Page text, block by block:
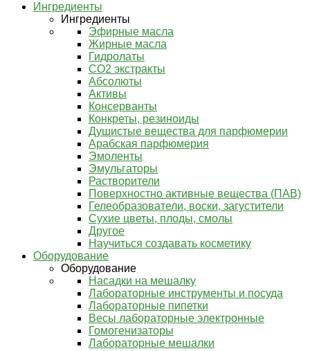
Ингредиенты
Ингредиенты
Эфирные масла
Жирные масла
Гидролаты
СО2 экстракты
Абсолюты
Активы
Консерванты
Конкреты, резиноиды
Душистые вещества для парфюмерии
Арабская парфюмерия
Эмоленты
Эмульгаторы
Растворители
Поверхностно активные вещества (ПАВ)
Гелеобразователи, воски, загустители
Сухие цветы, плоды, смолы
Другое
Научиться создавать косметику
Оборудование
Оборудование
Насадки на мешалку
Лабораторные инструменты и посуда
Лабораторные пипетки
Весы лабораторные электронные
Гомогенизаторы
Лабораторные мешалки